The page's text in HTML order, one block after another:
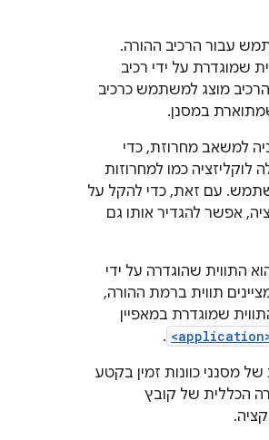
עבור הרכיב ההורה.
שמוגדרת על ידי רכיב
מוצג למשתמש כרכיב
במסנן.
למשאב מחרוזת, כדי
כמו למחרוזות
עם זאת, כדי להקל על
אפשר להגדיר אותו גם
התווית שהוגדרה על ידי
תווית ברמת ההורה,
שמוגדרת במאפיין
.
של מסנני כוונות זמין בקטע
הכללית של קובץ